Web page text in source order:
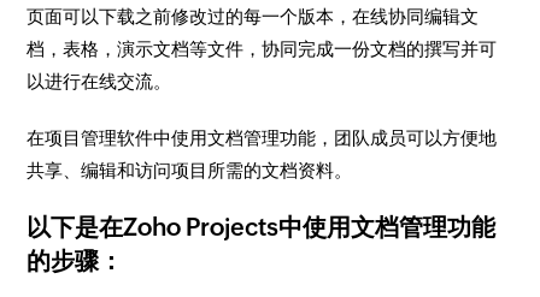
页面可以下载之前修改过的每一个版本，在线协同编辑文
档，表格，演示文档等文件，协同完成一份文档的撰写并可
以进行在线交流。
在项目管理软件中使用文档管理功能，团队成员可以方便地
共享、编辑和访问项目所需的文档资料。
以下是在Zoho Projects中使用文档管理功能
的步骤：